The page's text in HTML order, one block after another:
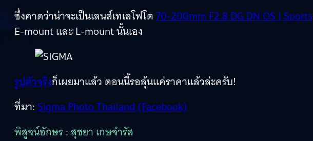
ซึ่งคาดว่าน่าจะเป็นเลนส์เทเลโฟโต70-200mm F2.8 DG DN OS | Sports
E-mount และ L-mount นั้นเอง
รูปตัวจริงก็เผยมาแล้ว ตอนนี้รอลุ้นแค่ราคาแล้วล่ะครับ!
ที่มา:Sigma Photo Thailand (Facebook)
พิสูจน์อักษร : สุชยา เกษจำรัส